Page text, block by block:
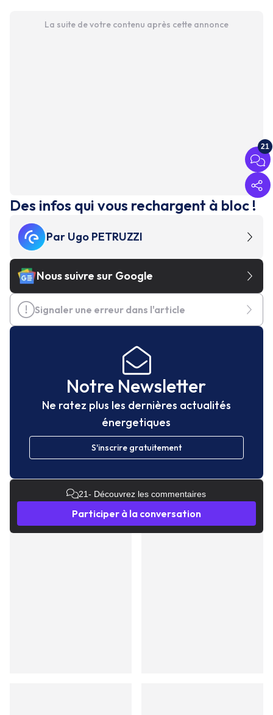
La suite de votre contenu après cette annonce
21
Des infos qui vous rechargent à bloc !
Par Ugo PETRUZZI
Nous suivre sur Google
Signaler une erreur dans l'article
Notre Newsletter
Ne ratez plus les dernières actualités
énergetiques
S'inscrire gratuitement
21- Découvrez les commentaires
Participer à la conversation